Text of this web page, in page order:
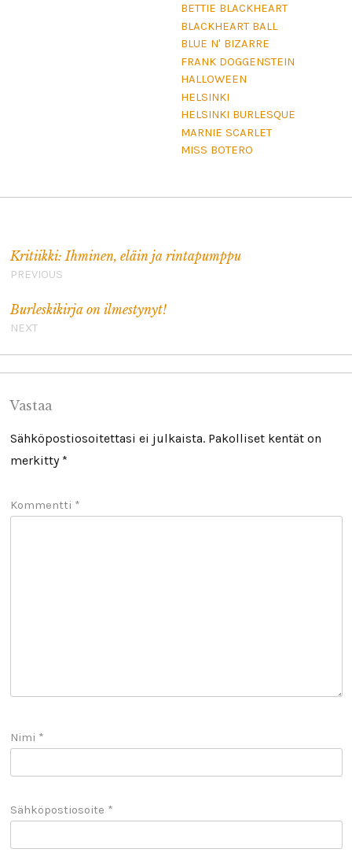
BETTIE BLACKHEART
BLACKHEART BALL
BLUE N' BIZARRE
FRANK DOGGENSTEIN
HALLOWEEN
HELSINKI
HELSINKI BURLESQUE
MARNIE SCARLET
MISS BOTERO
Kritiikki: Ihminen, eläin ja rintapumppu
PREVIOUS
Burleskikirja on ilmestynyt!
NEXT
Vastaa
Sähköpostiosoitettasi ei julkaista. Pakolliset kentät on
merkitty *
Kommentti *
Nimi *
Sähköpostiosoite *